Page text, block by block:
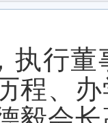
执行
程、